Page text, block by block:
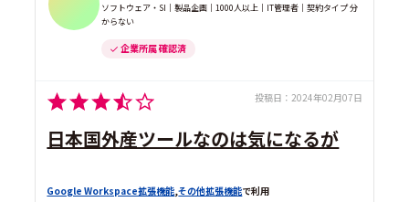
ソフトウェア・SI｜製品企画｜1000人以上｜IT管理者｜契約タイプ 分
からない
企業所属 確認済
投稿日： 2024年02月07日
日本国外産ツールなのは気になるが
Google Workspace拡張機能,その他拡張機能で利用